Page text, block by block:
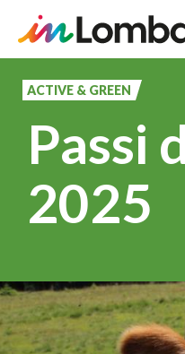
principale
ACTIVE & GREEN
Passi
2025